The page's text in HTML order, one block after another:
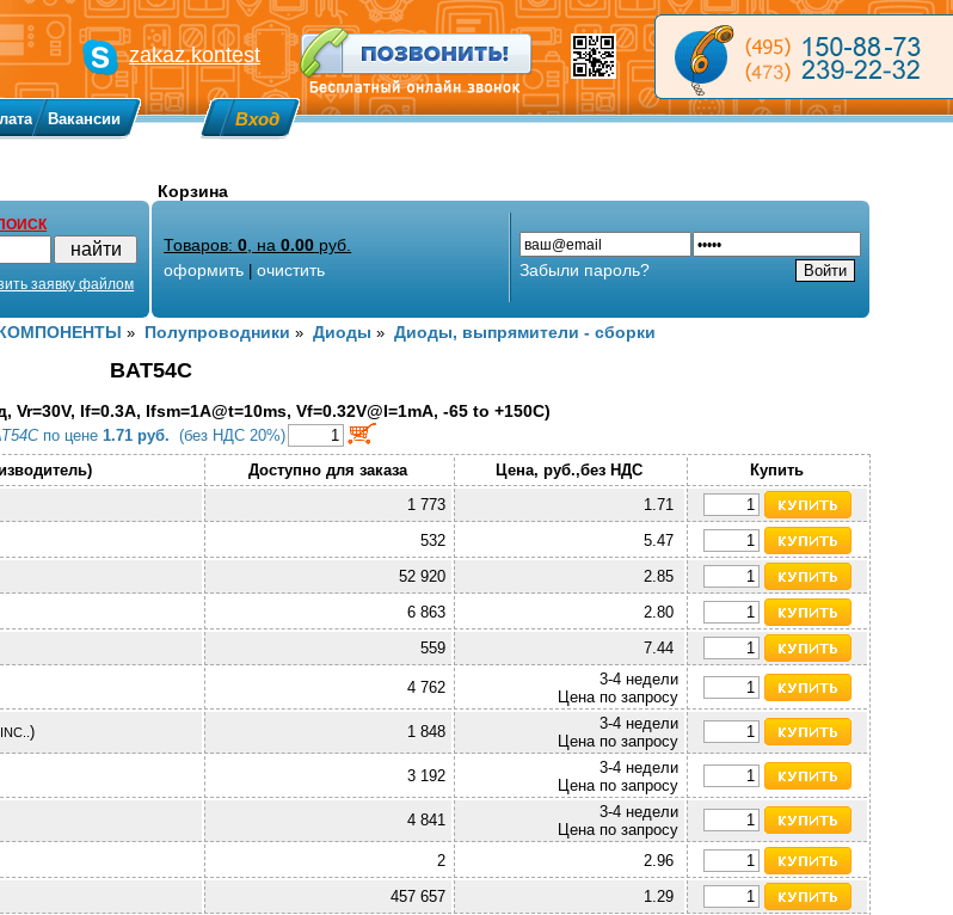
BAT54C
If=0.3A, Ifsm=1A@t=10ms, Vf=0.32V@I=1mA, -65 to +150C)
по цене 1.71 руб. (без НДС 20%)
Доступно для заказа Цена, руб.,без НДС
Купить
1 773
1.71
532
5.47
52 920
2.85
6 863
2.80
559 7.44
4 762
3-4 недели
Цена по запросу
) 1 848
3-4 недели
Цена по запросу
3 192
3-4 недели
Цена по запросу
4 841
3-4 недели
Цена по запросу
2
2.96
457 657 1.29
» Полупроводники »Диоды »Диоды, выпрямители - сборки
zakaz.kontest
Вакансии Вход
заявку файлом
Корзина
Товаров:0 , на0.00 руб.
оформить |очистить Забыли пароль?